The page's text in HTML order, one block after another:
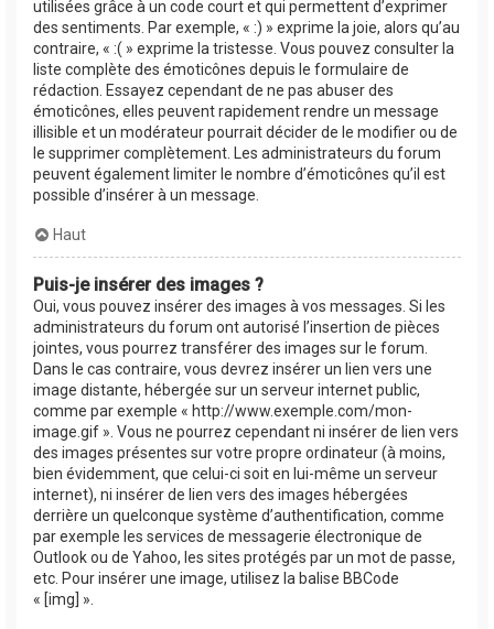
utilisées grâce à un code court et qui permettent d’exprimer
des sentiments. Par exemple, « :) » exprime la joie, alors qu’au
contraire, « :( » exprime la tristesse. Vous pouvez consulter la
liste complète des émoticônes depuis le formulaire de
rédaction. Essayez cependant de ne pas abuser des
émoticônes, elles peuvent rapidement rendre un message
illisible et un modérateur pourrait décider de le modifier ou de
le supprimer complètement. Les administrateurs du forum
peuvent également limiter le nombre d’émoticônes qu’il est
possible d’insérer à un message.
Haut
Puis-je insérer des images ?
Oui, vous pouvez insérer des images à vos messages. Si les
administrateurs du forum ont autorisé l’insertion de pièces
jointes, vous pourrez transférer des images sur le forum.
Dans le cas contraire, vous devrez insérer un lien vers une
image distante, hébergée sur un serveur internet public,
comme par exemple « http://www.exemple.com/mon-
image.gif ». Vous ne pourrez cependant ni insérer de lien vers
des images présentes sur votre propre ordinateur (à moins,
bien évidemment, que celui-ci soit en lui-même un serveur
internet), ni insérer de lien vers des images hébergées
derrière un quelconque système d’authentification, comme
par exemple les services de messagerie électronique de
Outlook ou de Yahoo, les sites protégés par un mot de passe,
etc. Pour insérer une image, utilisez la balise BBCode
« [img] ».